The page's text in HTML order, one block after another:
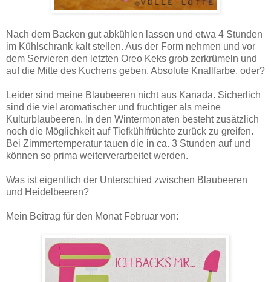
Nach dem Backen gut abkühlen lassen und etwa 4 Stunden
im Kühlschrank kalt stellen. Aus der Form nehmen und vor
dem Servieren den letzten Oreo Keks grob zerkrümeln und
auf die Mitte des Kuchens geben. Absolute Knallfarbe, oder?
Leider sind meine Blaubeeren nicht aus Kanada. Sicherlich
sind die viel aromatischer und fruchtiger als meine
Kulturblaubeeren. In den Wintermonaten besteht zusätzlich
noch die Möglichkeit auf Tiefkühlfrüchte zurück zu greifen.
Bei Zimmertemperatur tauen die in ca. 3 Stunden auf und
können so prima weiterverarbeitet werden.
Was ist eigentlich der Unterschied zwischen Blaubeeren
und Heidelbeeren?
Mein Beitrag für den Monat Februar von: